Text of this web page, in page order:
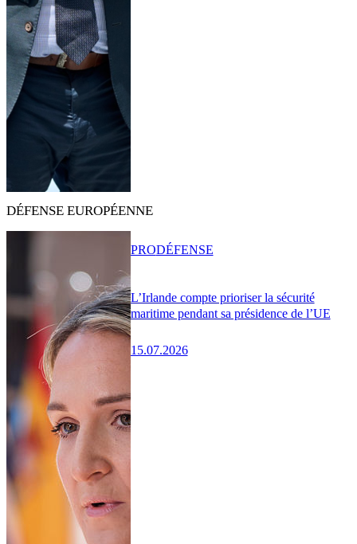
DÉFENSE EUROPÉENNE
L’Irlande compte prioriser la sécurité
maritime pendant sa présidence de l’UE
15.07.2026
PRODÉFENSE